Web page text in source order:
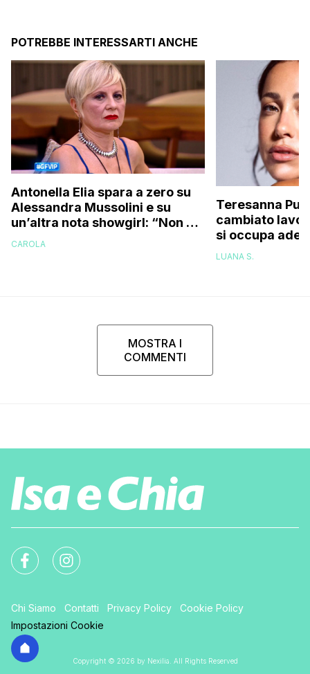
POTREBBE INTERESSARTI ANCHE
Antonella Elia spara a zero su
Alessandra Mussolini e su
un’altra nota showgirl: “Non è
una bella donna, e nemmeno
CAROLA
Teresanna
cambiato
si occupa
l’avevo fatto
LUANA S.
MOSTRA I
COMMENTI
Chi Siamo Contatti Privacy Policy
Cookie Policy
Impostazioni Cookie
Copyright © 2026 by Nexilia. All Rights Reserved